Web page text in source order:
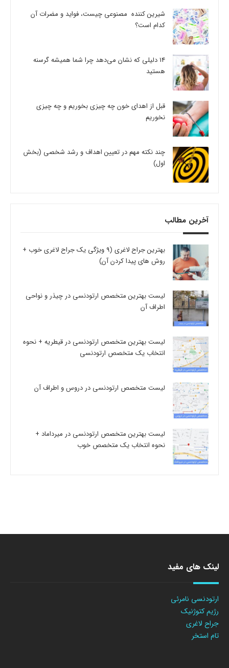
شیرین کننده مصنوعی چیست، فواید و مضرات آن
کدام است؟
14 دلیلی که نشان می‌دهد چرا شما همیشه گرسنه
هستید
قبل از اهدای خون چه چیزی بخوریم و چه چیزی
نخوریم
چند نکته مهم در تعیین اهداف و رشد شخصی (بخش
اول)
آخرین مطالب
بهترین جراح لاغری (9 ویژگی یک جراح لاغری خوب +
روش های پیدا کردن آن)
لیست بهترین متخصص ارتودنسی در چیذر و نواحی
اطراف آن
لیست بهترین متخصص ارتودنسی در قیطریه + نحوه
انتخاب یک متخصص ارتودنسی
لیست متخصص ارتودنسی در دروس و اطراف آن
لیست بهترین متخصص ارتودنسی در میرداماد +
نحوه انتخاب یک متخصص خوب
لینک های مفید
ارتودنسی نامرئی
رژیم کتوژنیک
جراح لاغری
تام استخر